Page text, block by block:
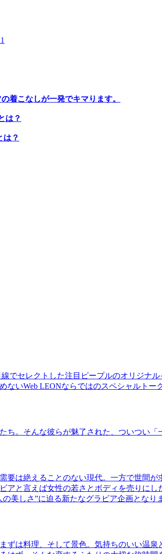
着こなしが一発でキマります。
は？
は？
でセレクトした注目ピープルのオリジナ
いWeb LEONならではのスペシャルトー
ち。そんな彼らが魅了された、ついつい
要は絶えることのない現代。一方で世間
アと言えば女性の若さとボディを売りに
美しさ”に迫る新たなグラビア企画となり
は料理、そして景色。気持ちのいい温